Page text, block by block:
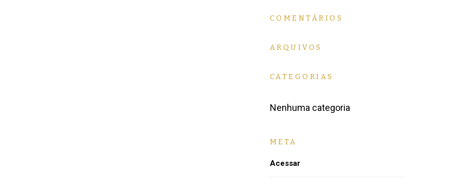
COMENTÁRIOS
ARQUIVOS
CATEGORIAS
Nenhuma categoria
META
Acessar